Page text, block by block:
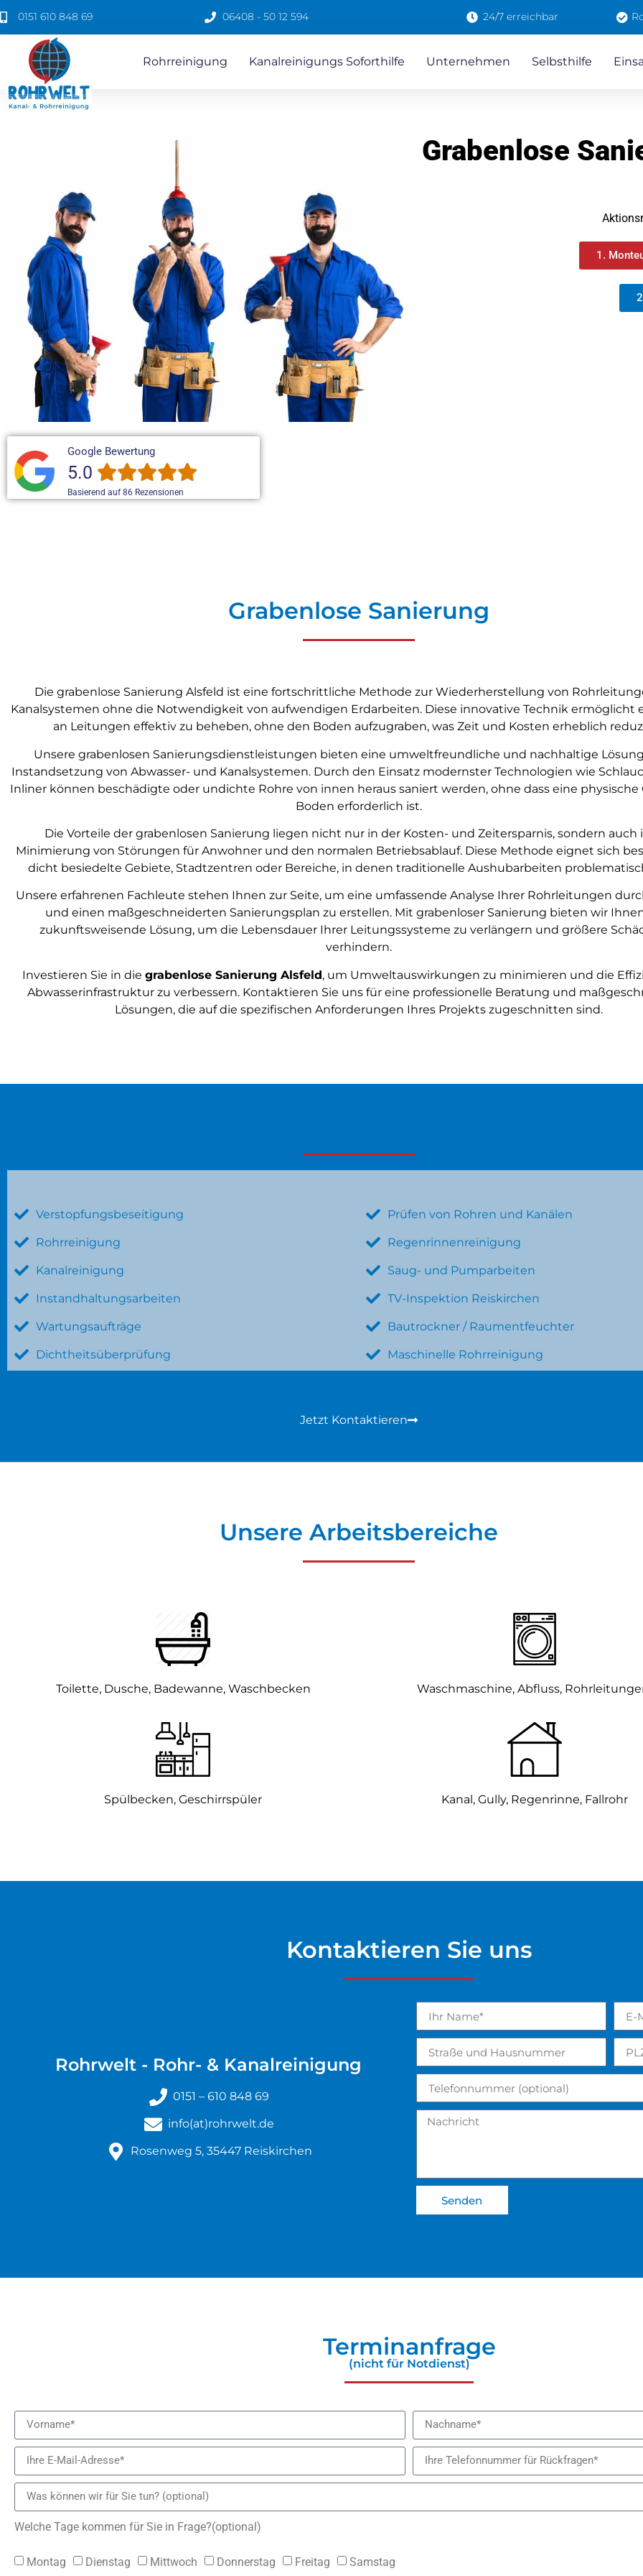
0151 610 848 69 06408 - 50 12 594 24/7 erreichbar
Rohrreinigung Kanalreinigungs Soforthilfe Unternehmen Selbsthilfe
Grabenlose
1.
Google Bewertung
5.0
Basierend auf 86 Rezensionen
Grabenlose Sanierung
Die grabenlose Sanierung Alsfeld ist eine fortschrittliche Methode zur Wiederherstellung von
Kanalsystemen ohne die Notwendigkeit von aufwendigen Erdarbeiten. Diese innovative Technik ermöglicht
an Leitungen effektiv zu beheben, ohne den Boden aufzugraben, was Zeit und Kosten erheblich
Unsere grabenlosen Sanierungsdienstleistungen bieten eine umweltfreundliche und nachhaltige
Instandsetzung von Abwasser- und Kanalsystemen. Durch den Einsatz modernster Technologien wie
Inliner können beschädigte oder undichte Rohre von innen heraus saniert werden, ohne dass eine
Boden erforderlich ist.
Die Vorteile der grabenlosen Sanierung liegen nicht nur in der Kosten- und Zeitersparnis, sondern auch
Minimierung von Störungen für Anwohner und den normalen Betriebsablauf. Diese Methode eignet sich
dicht besiedelte Gebiete, Stadtzentren oder Bereiche, in denen traditionelle Aushubarbeiten
Unsere erfahrenen Fachleute stehen Ihnen zur Seite, um eine umfassende Analyse Ihrer Rohrleitungen
und einen maßgeschneiderten Sanierungsplan zu erstellen. Mit grabenloser Sanierung bieten wir
zukunftsweisende Lösung, um die Lebensdauer Ihrer Leitungssysteme zu verlängern und größere
verhindern.
Investieren Sie in die grabenlose Sanierung Alsfeld, um Umweltauswirkungen zu minimieren und die
Abwasserinfrastruktur zu verbessern. Kontaktieren Sie uns für eine professionelle Beratung und
Lösungen, die auf die spezifischen Anforderungen Ihres Projekts zugeschnitten sind.
Verstopfungsbeseitigung
Rohrreinigung
Kanalreinigung
Instandhaltungsarbeiten
Wartungsaufträge
Dichtheitsüberprüfung
Prüfen von Rohren und Kanälen
Regenrinnenreinigung
Saug- und Pumparbeiten
TV-Inspektion Reiskirchen
Bautrockner / Raumentfeuchter
Maschinelle Rohrreinigung
Jetzt Kontaktieren
Unsere Arbeitsbereiche
Toilette, Dusche, Badewanne, Waschbecken
Spülbecken, Geschirrspüler
Waschmaschine, Abfluss,
Kanal, Gully, Regenrinne, Fallrohr
Kontaktieren Sie uns
Rohrwelt - Rohr- & Kanalreinigung
0151 – 610 848 69
info(at)rohrwelt.de
Rosenweg 5, 35447 Reiskirchen
Senden
Terminanfrage
(nicht für Notdienst)
Welche Tage kommen für Sie in Frage?(optional)
Montag Dienstag Mittwoch Donnerstag Freitag Samstag